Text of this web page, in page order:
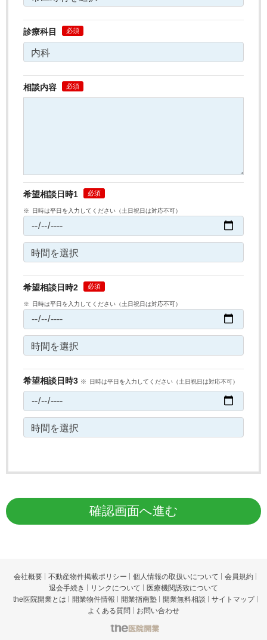
診療科目
相談内容
希望相談日時1
日時は平日を入力してください（土日祝日は対応不可）
希望相談日時2
日時は平日を入力してください（土日祝日は対応不可）
希望相談日時3 日時は平日を入力してください（土日祝日は対応不可）
確認画面へ進む
会社概要 不動産物件掲載ポリシー 個人情報の取扱いについて
会員規約
退会手続き
リンクについて
医療機関誘致について
the医院開業とは
開業物件情報 開業指南塾 開業無料相談
サイトマップ
よくある質問
お問い合わせ